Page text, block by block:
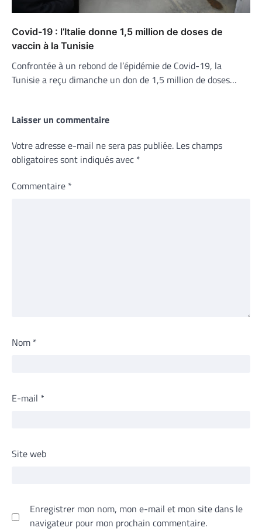
Covid-19 : l’Italie donne 1,5 million de doses de
vaccin à la Tunisie
Confrontée à un rebond de l’épidémie de Covid-19, la
Tunisie a reçu dimanche un don de 1,5 million de doses…
Laisser un commentaire
Votre adresse e-mail ne sera pas publiée. Les champs
obligatoires sont indiqués avec *
Commentaire *
Nom *
E-mail *
Site web
Enregistrer mon nom, mon e-mail et mon site dans le
navigateur pour mon prochain commentaire.